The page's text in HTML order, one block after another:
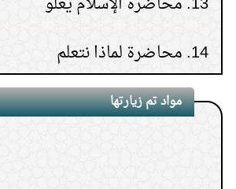
15. محاضرة ابن عثيمين كما
مواد تم زيارتها